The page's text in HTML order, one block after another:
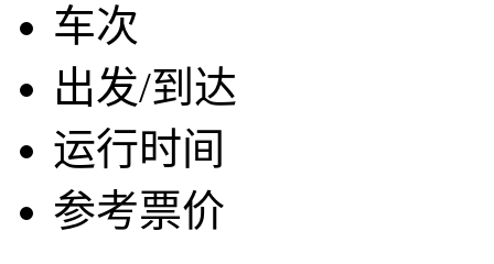
车次
出发/到达
运行时间
参考票价